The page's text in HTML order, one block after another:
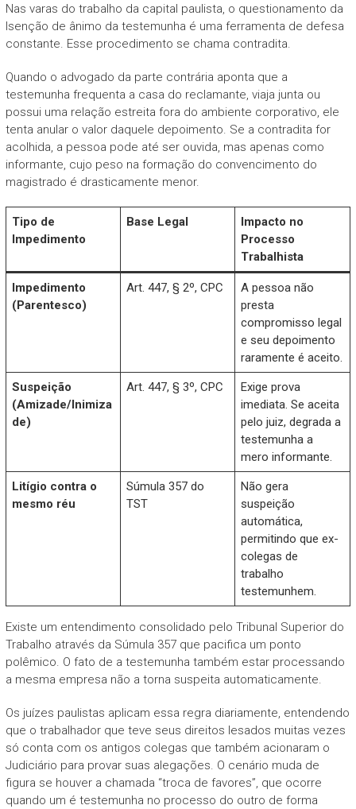
Nas varas do trabalho da capital paulista, o questionamento da
Isenção de ânimo da testemunha é uma ferramenta de defesa
constante. Esse procedimento se chama contradita.
Quando o advogado da parte contrária aponta que a
testemunha frequenta a casa do reclamante, viaja junta ou
possui uma relação estreita fora do ambiente corporativo, ele
tenta anular o valor daquele depoimento. Se a contradita for
acolhida, a pessoa pode até ser ouvida, mas apenas como
informante, cujo peso na formação do convencimento do
magistrado é drasticamente menor.
Tipo de
Impedimento
Base Legal
Impacto no
Processo
Trabalhista
Impedimento
(Parentesco)
Art. 447, § 2º, CPC
A pessoa não
presta
compromisso legal
e seu depoimento
raramente é aceito.
Suspeição
(Amizade/Inimiza
de)
Art. 447, § 3º, CPC
Exige prova
imediata. Se aceita
pelo juiz, degrada a
testemunha a
mero informante.
Litígio contra o
mesmo réu
Súmula 357 do
TST
Não gera
suspeição
automática,
permitindo que ex-
colegas de
trabalho
testemunhem.
Existe um entendimento consolidado pelo Tribunal Superior do
Trabalho através da Súmula 357 que pacifica um ponto
polêmico. O fato de a testemunha também estar processando
a mesma empresa não a torna suspeita automaticamente.
Os juízes paulistas aplicam essa regra diariamente, entendendo
que o trabalhador que teve seus direitos lesados muitas vezes
só conta com os antigos colegas que também acionaram o
Judiciário para provar suas alegações. O cenário muda de
figura se houver a chamada “troca de favores”, que ocorre
quando um é testemunha no processo do outro de forma